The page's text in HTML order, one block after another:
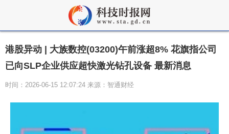
港股异动 | 大族数控(03200)午前涨超8% 花旗指公司
已向SLP企业供应超快激光钻孔设备 最新消息
时间：2026-06-15 12:07:24 来源：智通财经